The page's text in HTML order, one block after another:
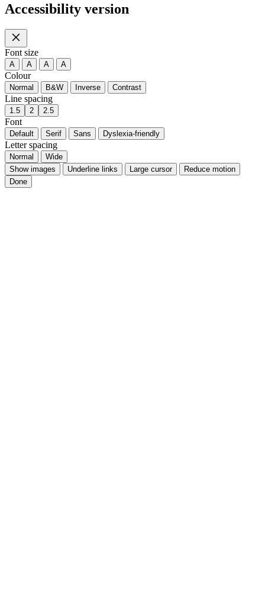
Accessibility version
Font size
A A A A
Colour
Normal B&W Inverse Contrast
Line spacing
1.5 2 2.5
Font
Default Serif Sans Dyslexia-friendly
Letter spacing
Normal
Wide
Show images
Underline links Large cursor
Reduce motion
Done